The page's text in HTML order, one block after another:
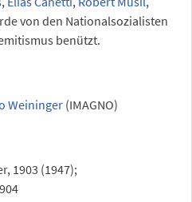
von den Nationalsozialisten
benützt.
Weininger (IMAGNO)
1903 (1947);